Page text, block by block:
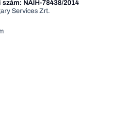
NAIH-78438/2014
Services Zrt.